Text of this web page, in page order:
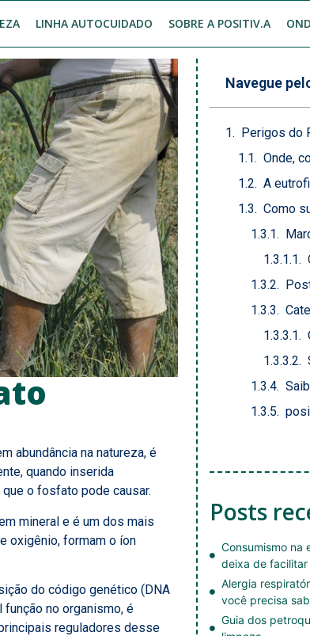
LINHA AUTOCUIDADO SOBRE A POSITIV.A
abundância na natureza, é
quando inserida
o fosfato pode causar.
mineral e é um dos mais
oxigênio, formam o íon
do código genético (DNA
função no organismo, é
reguladores desse
Navegue
Perigos do
Onde,
A
Como
Posts
Consumismo na
deixa de facilitar
Alergia
você precisa
Guia dos